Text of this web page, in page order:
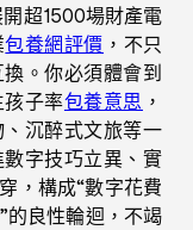
超1500場財產電
包養網評價 ，不只
。你必須體會到
子率包養意思 ，
沉醉式文旅等一
字技巧立異、實
，構成“數字花費
的良性輪迴，不竭